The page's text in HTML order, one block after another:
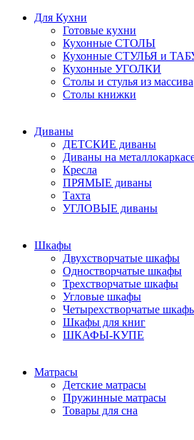
Для Кухни
Готовые кухни
Кухонные СТОЛЫ
Кухонные СТУЛЬЯ и
Кухонные УГОЛКИ
Столы и стулья из массива
Столы книжки
Диваны
ДЕТСКИЕ диваны
Диваны на
Кресла
ПРЯМЫЕ диваны
Тахта
УГЛОВЫЕ диваны
Шкафы
Двухстворчатые шкафы
Одностворчатые шкафы
Трехстворчатые шкафы
Угловые шкафы
Четырехстворчатые
Шкафы для книг
ШКАФЫ-КУПЕ
Матрасы
Детские матрасы
Пружинные матрасы
Товары для сна